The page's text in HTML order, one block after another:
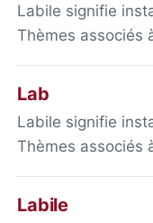
Labile signifie
Thèmes associés
Lab
Labile signifie
Thèmes associés
Labile